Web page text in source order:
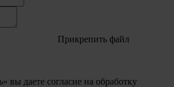
Прикрепить файл
вы даете согласие на обработку